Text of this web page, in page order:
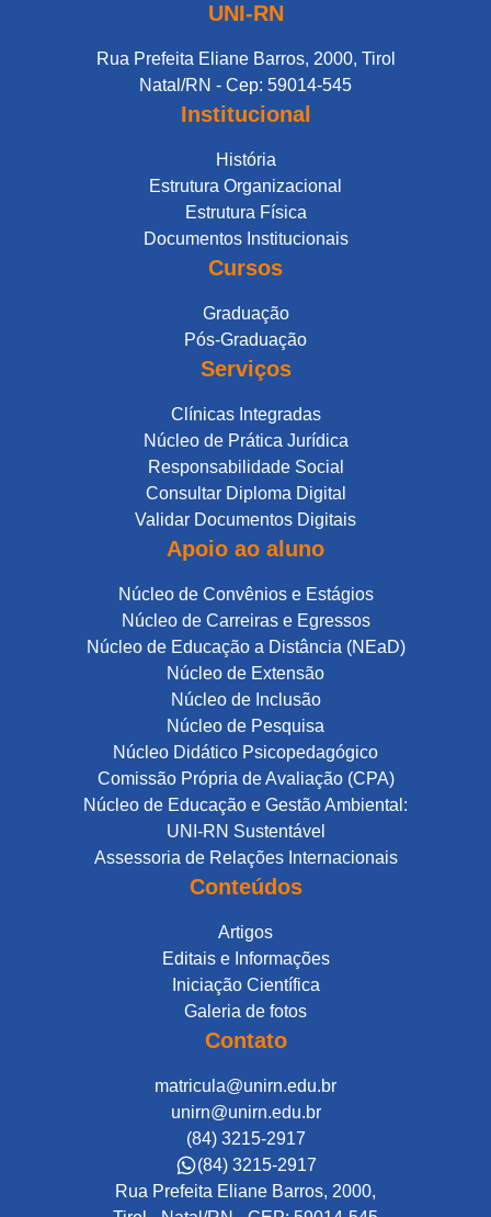
UNI-RN
Rua Prefeita Eliane Barros, 2000, Tirol
Natal/RN - Cep: 59014-545
Institucional
História
Estrutura Organizacional
Estrutura Física
Documentos Institucionais
Cursos
Graduação
Pós-Graduação
Serviços
Clínicas Integradas
Núcleo de Prática Jurídica
Responsabilidade Social
Consultar Diploma Digital
Validar Documentos Digitais
Apoio ao aluno
Núcleo de Convênios e Estágios
Núcleo de Carreiras e Egressos
Núcleo de Educação a Distância (NEaD)
Núcleo de Extensão
Núcleo de Inclusão
Núcleo de Pesquisa
Núcleo Didático Psicopedagógico
Comissão Própria de Avaliação (CPA)
Núcleo de Educação e Gestão Ambiental:
UNI-RN Sustentável
Assessoria de Relações Internacionais
Conteúdos
Artigos
Editais e Informações
Iniciação Científica
Galeria de fotos
Contato
matricula@unirn.edu.br
unirn@unirn.edu.br
(84) 3215-2917
(84) 3215-2917
Rua Prefeita Eliane Barros, 2000,